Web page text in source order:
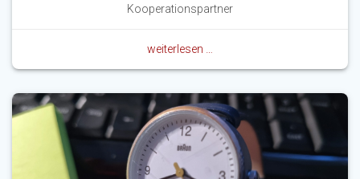
Kooperationspartner
weiterlesen …